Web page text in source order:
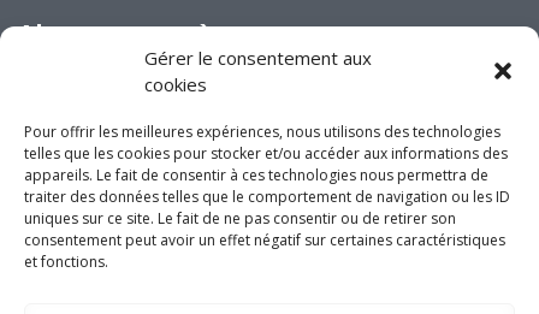
Gérer le consentement aux
cookies
Pour offrir les meilleures expériences, nous utilisons des technologies
telles que les cookies pour stocker et/ou accéder aux informations des
appareils. Le fait de consentir à ces technologies nous permettra de
traiter des données telles que le comportement de navigation ou les ID
uniques sur ce site. Le fait de ne pas consentir ou de retirer son
consentement peut avoir un effet négatif sur certaines caractéristiques
et fonctions.
Abonnez-vous à
notre infolettre
Joignez-vous à nous
sur les réseaux
sociaux!